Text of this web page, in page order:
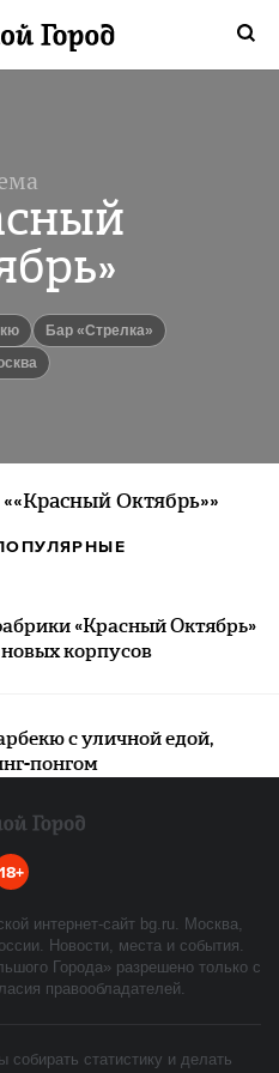
Бар «Стрелка»
Октябрь»»
«Красный Октябрь»
корпусов
с уличной едой,
понгом
18+
интернет-сайт bg.ru. Москва,
Новости, места и события.
Города» разрешено только с
правообладателей.
статистику и делать